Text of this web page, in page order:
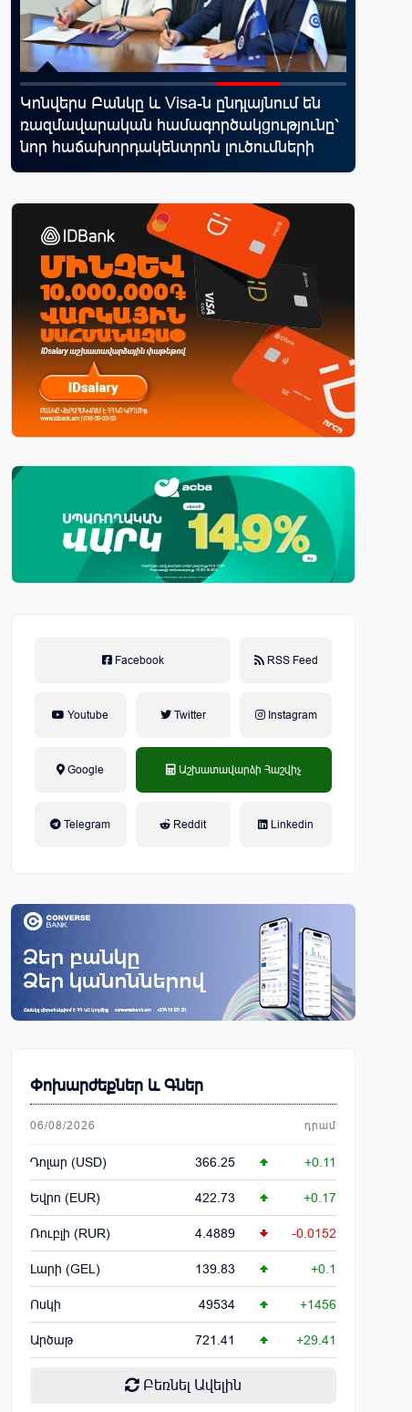
Կոնվերս Բանկը և Visa-ն ընդլայնում են
ռազմավարական համագործակցությունը՝
նոր հաճախորդակենտրոն լուծումների
զարգացման նպատակով
Facebook RSS Feed
Youtube Twitter Instagram
Google Աշխատավարձի Հաշվիչ
Telegram Reddit Linkedin
Փոխարժեքներ և Գներ
06/08/2026 դրամ
Դոլար (USD) 366.25 +0.11
Եվրո (EUR) 422.73 +0.17
Ռուբլի (RUR) 4.4889 -0.0152
Լարի (GEL) 139.83 +0.1
Ոսկի 49534 +1456
Արծաթ 721.41 +29.41
Բեռնել Ավելին